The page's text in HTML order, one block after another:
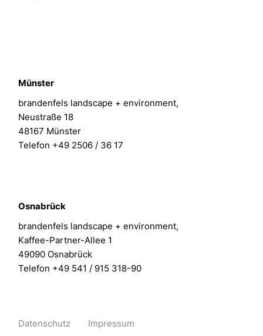
Münster
brandenfels landscape + environment,
Neustraße 18
48167 Münster
Telefon +49 2506 / 36 17
Osnabrück
brandenfels landscape + environment,
Kaffee-Partner-Allee 1
49090 Osnabrück
Telefon +49 541 / 915 318-90
Datenschutz Impressum